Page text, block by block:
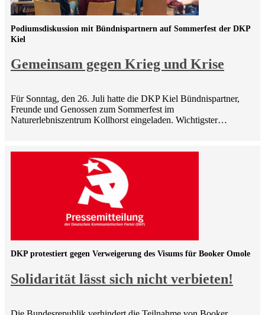
Gemeinsam gegen Krieg und Krise
Podiumsdiskussion mit Bündnispartnern auf Sommerfest der DKP
Kiel
Für Sonntag, den 26. Juli hatte die DKP Kiel Bündnispartner,
Freunde und Genossen zum Sommerfest im
Naturerlebniszentrum Kollhorst eingeladen. Wichtigster…
Solidarität lässt sich nicht verbieten!
DKP protestiert gegen Verweigerung des Visums für Booker Omole